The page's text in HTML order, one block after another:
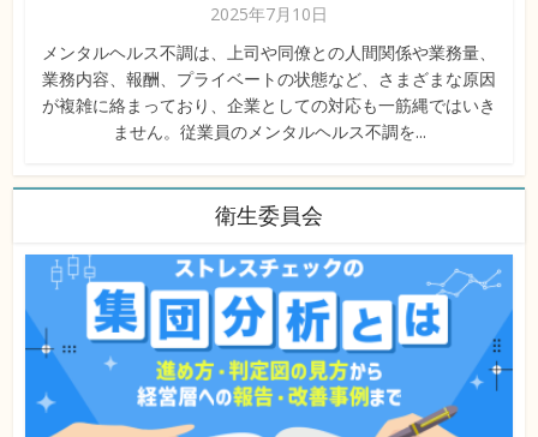
2025年7月10日
メンタルヘルス不調は、上司や同僚との人間関係や業務量、
業務内容、報酬、プライベートの状態など、さまざまな原因
が複雑に絡まっており、企業としての対応も一筋縄ではいき
ません。従業員のメンタルヘルス不調を...
衛生委員会